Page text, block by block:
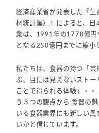
経済産業省が発表した『
材統計編）』によると、日
業は、1991年の1778億
となる250億円までに縮小
私たちは、食器の持つ「
ぶ、目には見えないストー
ことで得られる体験」・
う３つの観点から 食器の
いる食器業界にも新しい
いかと信じています。